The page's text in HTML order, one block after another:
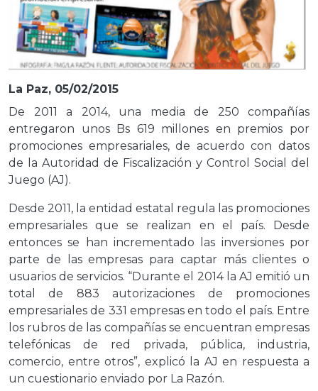
La Paz, 05/02/2015
De 2011 a 2014, una media de 250 compañías
entregaron unos Bs 619 millones en premios por
promociones empresariales, de acuerdo con datos
de la Autoridad de Fiscalización y Control Social del
Juego (AJ).
Desde 2011, la entidad estatal regula las promociones
empresariales que se realizan en el país. Desde
entonces se han incrementado las inversiones por
parte de las empresas para captar más clientes o
usuarios de servicios. “Durante el 2014 la AJ emitió un
total de 883 autorizaciones de promociones
empresariales de 331 empresas en todo el país. Entre
los rubros de las compañías se encuentran empresas
telefónicas de red privada, pública, industria,
comercio, entre otros”, explicó la AJ en respuesta a
un cuestionario enviado por La Razón.